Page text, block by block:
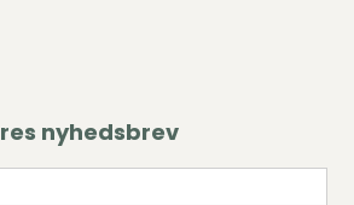
nyhedsbrev